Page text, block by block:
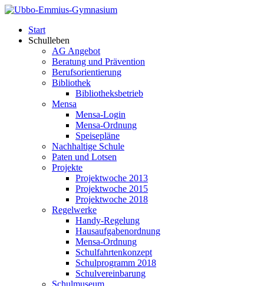
Start
Schulleben
AG Angebot
Beratung und Prävention
Berufsorientierung
Bibliothek
Bibliotheksbetrieb
Mensa
Mensa-Login
Mensa-Ordnung
Speisepläne
Nachhaltige Schule
Paten und Lotsen
Projekte
Projektwoche 2013
Projektwoche 2015
Projektwoche 2018
Regelwerke
Handy-Regelung
Hausaufgabenordnung
Mensa-Ordnung
Schulfahrtenkonzept
Schulprogramm 2018
Schulvereinbarung
Schulmuseum